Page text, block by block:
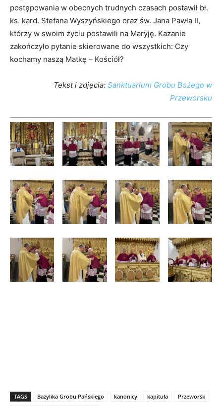
postępowania w obecnych trudnych czasach postawił bł.
ks. kard. Stefana Wyszyńskiego oraz św. Jana Pawła II,
którzy w swoim życiu postawili na Maryję. Kazanie
zakończyło pytanie skierowane do wszystkich: Czy
kochamy naszą Matkę – Kościół?
Tekst i zdjęcia: Sanktuarium Grobu Bożego w
Przeworsku
TAGS Bazylika Grobu Pańskiego kanonicy kapituła
Przeworsk